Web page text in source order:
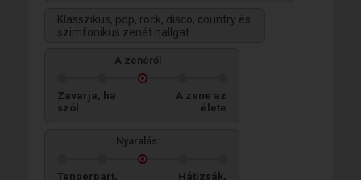
Klasszikus, pop, rock, disco, country és
szimfonikus zenét hallgat
A zenéről
Zavarja, ha
szól
A zene az
élete
Nyaralás:
Tengerpart,
Hátizsák,